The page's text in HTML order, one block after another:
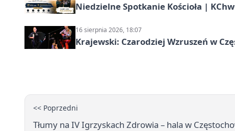
Niedzielne Spotkanie Kościoła |
16 sierpnia 2026, 18:07
Krajewski: Czarodziej Wzruszeń w
<< Poprzedni
Tłumy na IV Igrzyskach Zdrowia – hala w